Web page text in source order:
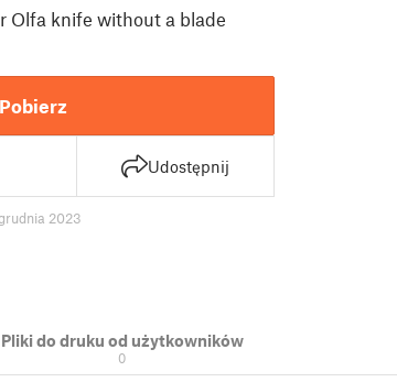
Olfa knife without a blade
Pobierz
Udostępnij
2023
Pliki do druku od użytkowników
0